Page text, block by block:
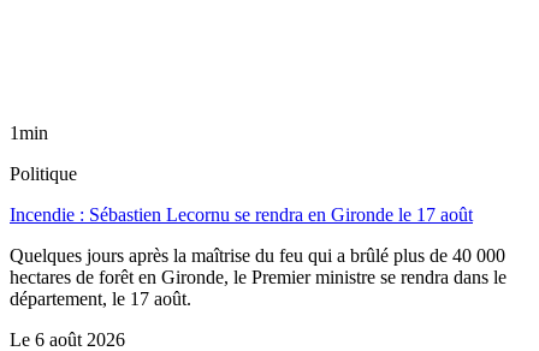
1min
Politique
Incendie : Sébastien Lecornu se rendra en Gironde le 17 août
Quelques jours après la maîtrise du feu qui a brûlé plus de 40 000
hectares de forêt en Gironde, le Premier ministre se rendra dans le
département, le 17 août.
Le 6 août 2026